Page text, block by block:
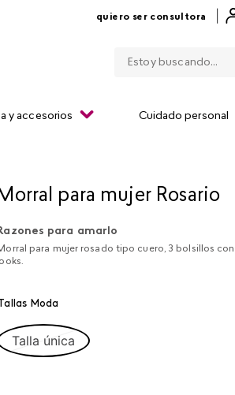
quiero ser consultora
y accesorios Cuidado personal
para mujer Rosario
para amarlo
para mujer rosado tipo cuero, 3 bolsillos
looks.
Moda
Talla única